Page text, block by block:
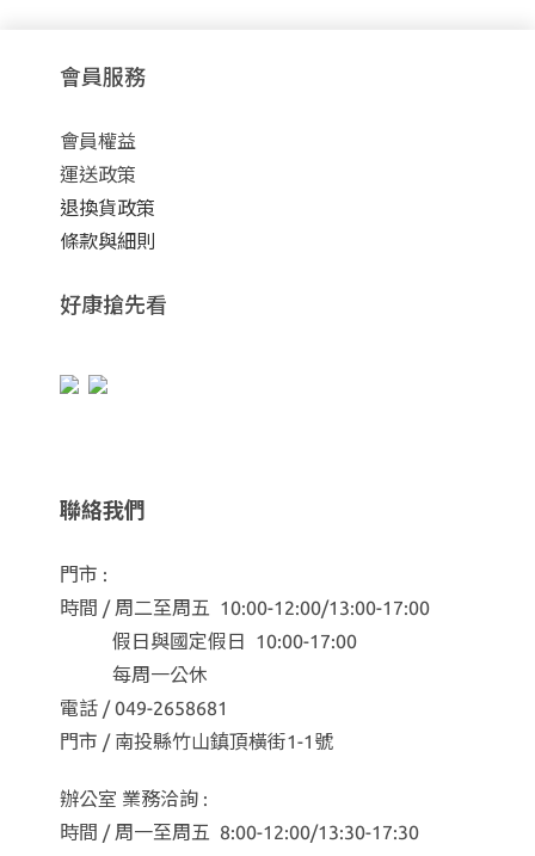
會員服務
會員權益
運送政策
退換貨政策
條款與細則
好康搶先看
聯絡我們
門市 :
時間 / 周二至周五 10:00-12:00/13:00-17:00
假日與國定假日 10:00-17:00
每周一公休
電話 / 049-2658681
門市 / 南投縣竹山鎮頂橫街1-1號
辦公室 業務洽詢 :
時間 / 周一至周五 8:00-12:00/13:30-17:30